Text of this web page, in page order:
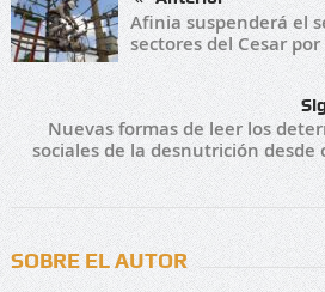
Afinia suspenderá el
sectores del Cesar
Nuevas formas de leer los
sociales de la desnutrición desde
SOBRE EL AUTOR